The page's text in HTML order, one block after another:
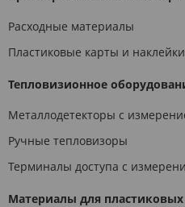
Расходные материалы
Пластиковые карты и наклейки
Тепловизионное
Металлодетекторы с
Ручные тепловизоры
Терминалы доступа с
Материалы для пластиковых